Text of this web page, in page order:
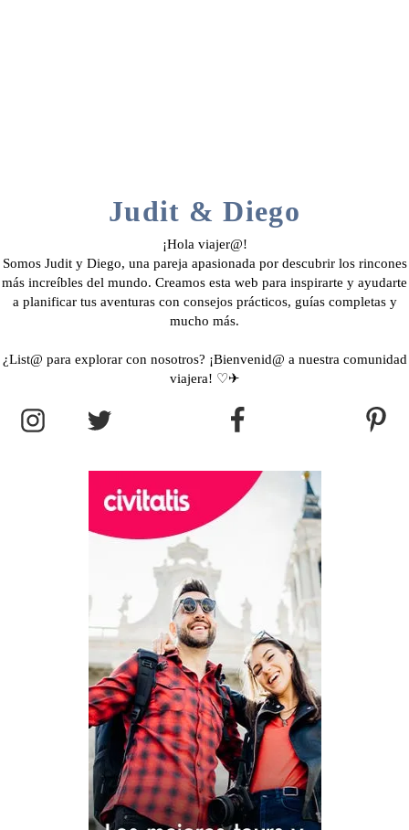
Judit & Diego
¡Hola viajer@!
Somos Judit y Diego, una pareja apasionada por descubrir los rincones
más increíbles del mundo. Creamos esta web para inspirarte y ayudarte
a planificar tus aventuras con consejos prácticos, guías completas y
mucho más.
¿List@ para explorar con nosotros? ¡Bienvenid@ a nuestra comunidad
viajera! ♡✈︎